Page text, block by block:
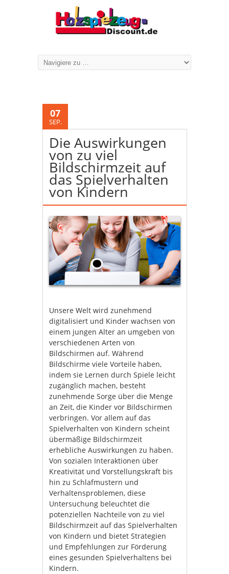
07
SEP.
Die Auswirkungen
von zu viel
Bildschirmzeit auf
das Spielverhalten
von Kindern
Unsere Welt wird zunehmend
digitalisiert und Kinder wachsen von
einem jungen Alter an umgeben von
verschiedenen Arten von
Bildschirmen auf. Während
Bildschirme viele Vorteile haben,
indem sie Lernen durch Spiele leicht
zugänglich machen, besteht
zunehmende Sorge über die Menge
an Zeit, die Kinder vor Bildschirmen
verbringen. Vor allem auf das
Spielverhalten von Kindern scheint
übermäßige Bildschirmzeit
erhebliche Auswirkungen zu haben.
Von sozialen Interaktionen über
Kreativität und Vorstellungskraft bis
hin zu Schlafmustern und
Verhaltensproblemen, diese
Untersuchung beleuchtet die
potenziellen Nachteile von zu viel
Bildschirmzeit auf das Spielverhalten
von Kindern und bietet Strategien
und Empfehlungen zur Förderung
eines gesunden Spielverhaltens bei
Kindern.